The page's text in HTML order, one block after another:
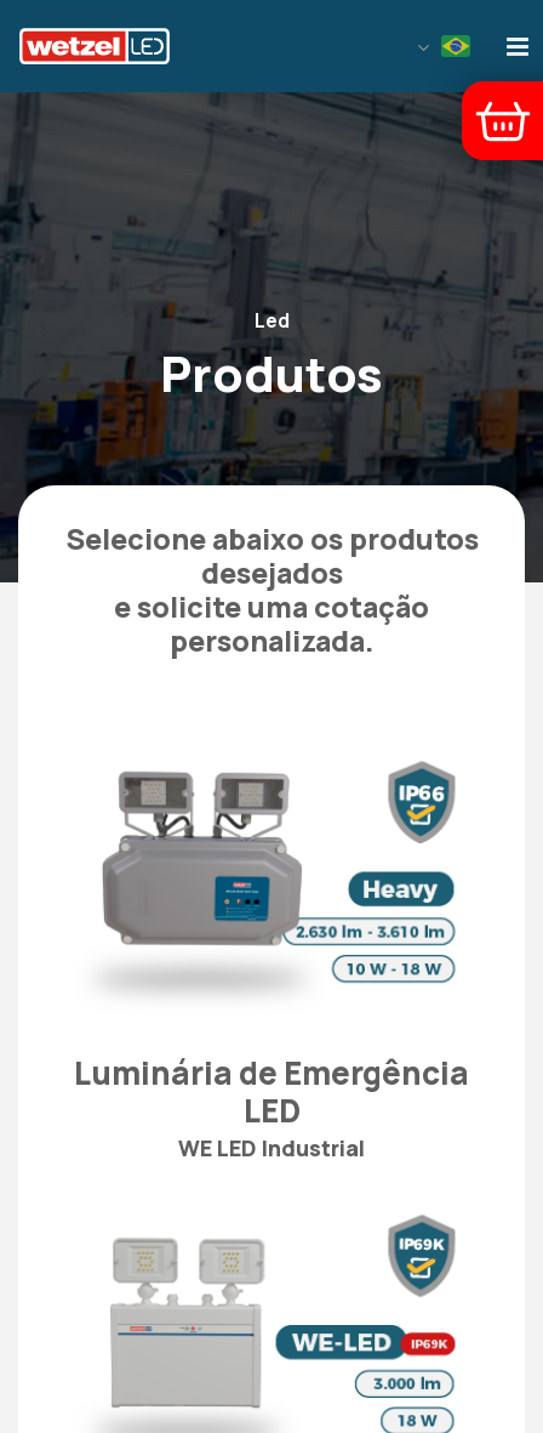
Led
Produtos
Selecione abaixo os produtos
desejados
e solicite uma cotação
personalizada.
Luminária de Emergência
LED
WE LED Industrial